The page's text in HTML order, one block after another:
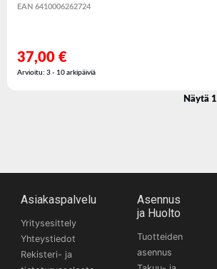
EAN 6410006262724
37,00 €
Arvioitu: 3 - 10 arkipäiviä
Näytä
Asiakaspalvelu
Yritysesittely
Yhteystiedot
Rekisteri- ja
Asennus
ja Huolto
Tuotteiden
asennus